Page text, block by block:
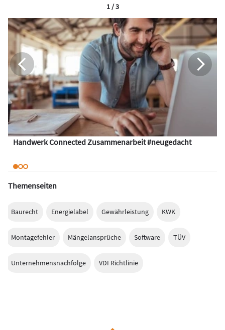
Handwerk Connected Zusammenarbeit #neugedacht
1 / 3
Themenseiten
Baurecht Energielabel Gewährleistung KWK
Montagefehler Mängelansprüche Software TÜV
Unternehmensnachfolge VDI Richtlinie